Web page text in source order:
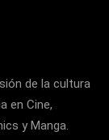
de la cultura
en Cine,
y Manga.